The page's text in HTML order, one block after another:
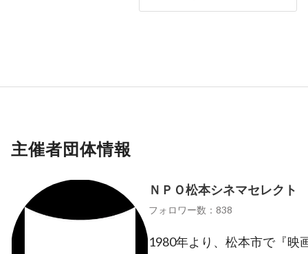
主催者団体情報
ＮＰＯ松本シネマセレクト
フォロワー数：838
1980年より、松本市で『映